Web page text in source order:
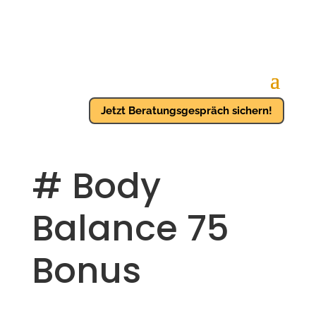
Jetzt Beratungsgespräch sichern!
# Body
Balance 75
Bonus